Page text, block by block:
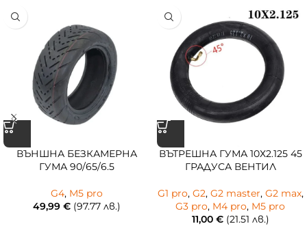
ВЪНШНА БЕЗКАМЕРНА
ГУМА 90/65/6.5
G4, M5 pro
49,99 € (97.77 лв.)
ВЪТРЕШНА ГУМА 10Х2.125 45
ГРАДУСА ВЕНТИЛ
G1 pro, G2, G2 master, G2 max,
G3 pro, M4 pro, M5 pro
11,00 € (21.51 лв.)